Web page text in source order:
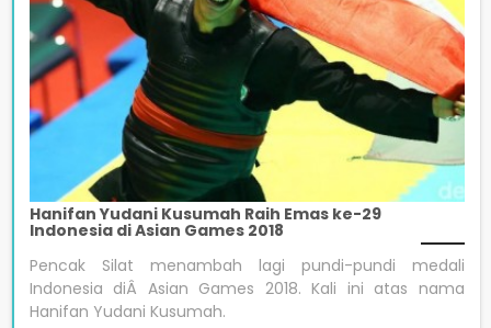
Hanifan Yudani Kusumah Raih Emas ke-29
Indonesia di Asian Games 2018
Pencak Silat menambah lagi pundi-pundi medali
Indonesia diÂ Asian Games 2018. Kali ini atas nama
Hanifan Yudani Kusumah.